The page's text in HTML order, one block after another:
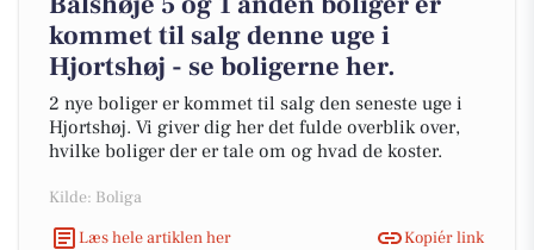
kommet til salg denne uge i
Hjortshøj - se boligerne her.
2 nye boliger er kommet til salg den seneste uge i
Hjortshøj. Vi giver dig her det fulde overblik over,
hvilke boliger der er tale om og hvad de koster.
Kilde: Boliga
Læs hele artiklen her
Kopiér link